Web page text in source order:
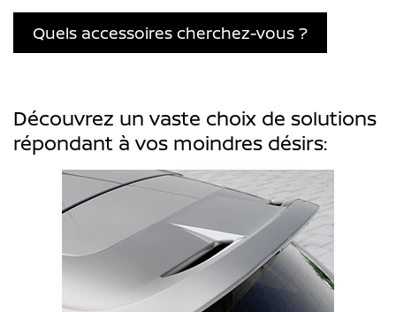
Quels accessoires cherchez-vous ?
Découvrez un vaste choix de solutions
répondant à vos moindres désirs: